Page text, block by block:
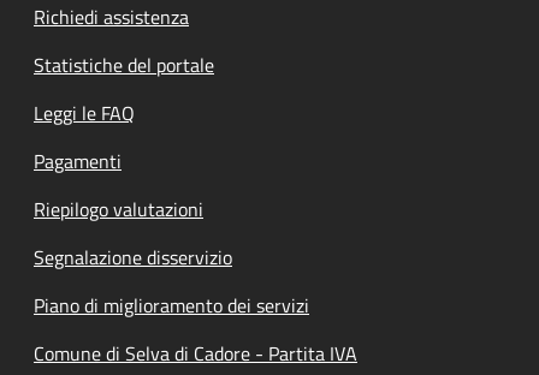
Richiedi assistenza
Statistiche del portale
Leggi le FAQ
Pagamenti
Riepilogo valutazioni
Segnalazione disservizio
Piano di miglioramento dei servizi
Comune di Selva di Cadore - Partita IVA